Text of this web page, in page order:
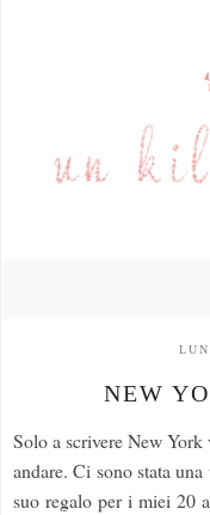
NEW
Solo a scrivere New
andare. Ci sono stata
suo regalo per i miei 20